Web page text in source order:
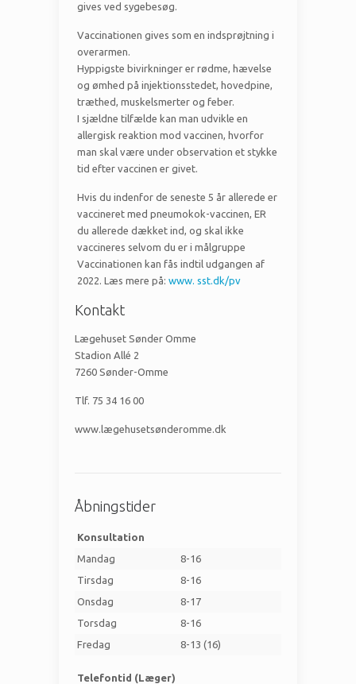
gives ved sygebesøg.
Vaccinationen gives som en indsprøjtning i
overarmen.
Hyppigste bivirkninger er rødme, hævelse
og ømhed på injektionsstedet, hovedpine,
træthed, muskelsmerter og feber.
I sjældne tilfælde kan man udvikle en
allergisk reaktion mod vaccinen, hvorfor
man skal være under observation et stykke
tid efter vaccinen er givet.
Hvis du indenfor de seneste 5 år allerede er
vaccineret med pneumokok-vaccinen, ER
du allerede dækket ind, og skal ikke
vaccineres selvom du er i målgruppe
Vaccinationen kan fås indtil udgangen af
2022. Læs mere på: www. sst.dk/pv
Kontakt
Lægehuset Sønder Omme
Stadion Allé 2
7260 Sønder-Omme
Tlf. 75 34 16 00
www.lægehusetsønderomme.dk
Åbningstider
Konsultation
Mandag
8-16
Tirsdag
8-16
Onsdag
8-17
Torsdag
8-16
Fredag
8-13 (16)
Telefontid (Læger)